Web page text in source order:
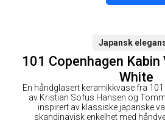
Japansk
101 Copenhagen Kabin
White
En håndglasert keramikkvase fra
av Kristian Sofus Hansen og
inspirert av klassiske japanske
skandinavisk enkelhet med